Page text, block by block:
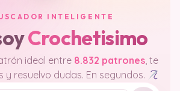
INTELIGENTE
Crochetisimo
ideal entre 8.832 patrones, te
y resuelvo dudas. En segundos.